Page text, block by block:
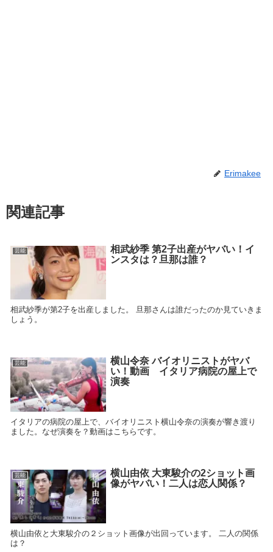
Erimakee
関連記事
芸能
相武紗季 第2子出産がヤバい！イ
ンスタは？旦那は誰？
相武紗季が第2子を出産しました。 旦那さんは誰だったのか見ていきま
しょう。
芸能
横山令奈 バイオリニストがヤバ
い！動画 イタリア病院の屋上で
演奏
イタリアの病院の屋上で、バイオリニスト横山令奈の演奏が響き渡り
ました。なぜ演奏を？動画はこちらです。
芸能
横山由依 大東駿介の2ショット画
像がヤバい！二人は恋人関係？
横山由依と大東駿介の２ショット画像が出回っています。 二人の関係
は？